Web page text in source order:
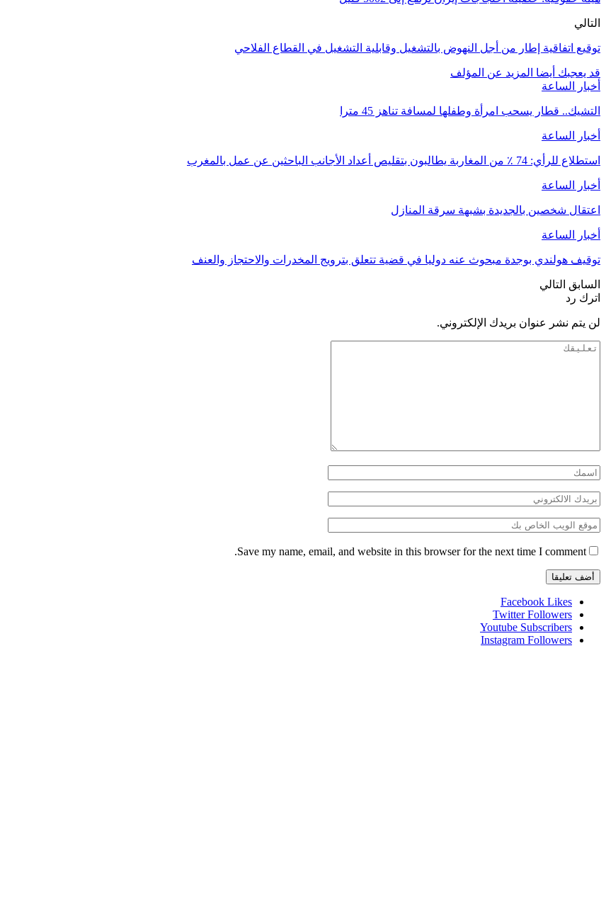
التالي
توقيع اتفاقية إطار من أجل النهوض بالتشغيل وقابلية التشغيل في القطاع الفلاحي
قد يعجبك أيضا المزيد عن المؤلف
أخبار الساعة
التشيك.. قطار يسحب امرأة وطفلها لمسافة تناهز 45 مترا
أخبار الساعة
استطلاع للرأي: 74 ٪ من المغاربة يطالبون بتقليص أعداد الأجانب الباحثين عن عمل بالمغرب
أخبار الساعة
اعتقال شخصين بالجديدة بشبهة سرقة المنازل
أخبار الساعة
توقيف هولندي بوجدة مبحوث عنه دوليا في قضية تتعلق بترويج المخدرات والاحتجاز والعنف
السابق التالي
اترك رد
لن يتم نشر عنوان بريدك الإلكتروني.
Save my name, email, and website in this browser for the next time I comment.
Facebook Likes
Twitter Followers
Youtube Subscribers
Instagram Followers